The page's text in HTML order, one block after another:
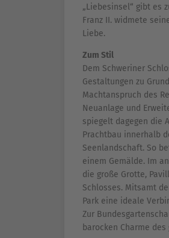
„Liebesinsel“ gibt es
Franz II. widmete
Liebe.
Zum Stil
Dem Schweriner
Gestaltungen zu
Machtanspruch des
Neuanlage und
spiegelt dagegen die
Prachtbau innerhalb
Seenlandschaft. So
einem Gemälde. Im
die große Grotte,
Schlosses. Mitsamt
Park eine ideale
Zur
barocken Charme